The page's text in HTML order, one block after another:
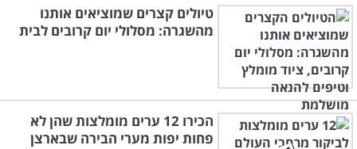
טיולים קצרים שמוציאים אותנו
מהשגרה: מסלולי יום קרובים לבית
הכירו 12 ערים מומלצות שהן לא
פחות יפות מערי הבירה שבארצן